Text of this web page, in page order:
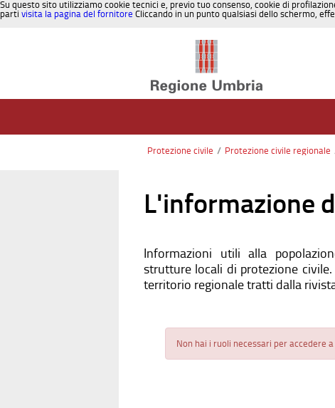
Su questo sito utilizziamo cookie tecnici e, previo tuo consenso, cookie di
parti visita la pagina del fornitore Cliccando in un punto qualsiasi dello schermo,
Protezione civile / Protezione civile regionale
L'informazione
Informazioni utili alla
strutture locali di protezione
territorio regionale tratti dalla
Non hai i ruoli necessari per accedere